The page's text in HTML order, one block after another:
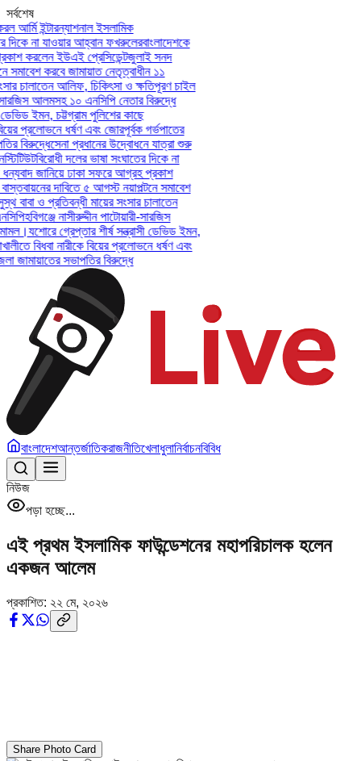
সর্বশেষ
ইন্টারন্যাশনাল ইসলামিক
না যাওয়ার আহ্বান ফখরুলেরবাংলাদেশকে
করলেন ইউএই প্রেসিডেন্টজুলাই সনদ
করবে জামায়াত নেতৃত্বাধীন ১১
চালাতেন আলিফ, চিকিৎসা ও ক্ষতিপূরণ চাইল
আলমসহ ১০ এনসিপি নেতার বিরুদ্ধে
ইমন, চট্টগ্রাম পুলিশের কাছে
প্রলোভনে ধর্ষণ এবং জোরপূর্বক গর্ভপাতের
বিরুদ্ধেসেনা প্রধানের উদ্বোধনে যাত্রা শুরু
বিরোধী দলের ভাষা সংঘাতের দিকে না
জানিয়ে ঢাকা সফরে আগ্রহ প্রকাশ
দাবিতে ৫ আগস্ট নয়াপল্টনে সমাবেশ
ও প্রতিবন্ধী মায়ের সংসার চালাতেন
হবিগঞ্জে নাসীরুদ্দীন পাটোয়ারী-সারজিস
যশোরে গ্রেপ্তার শীর্ষ সন্ত্রাসী ডেভিড ইমন,
বিধবা নারীকে বিয়ের প্রলোভনে ধর্ষণ এবং
সভাপতির বিরুদ্ধে
বাংলাদেশআন্তর্জাতিকরাজনীতিখেলাধুলানির্বাচনবিবিধ
নিউজ
পড়া হচ্ছে...
এই প্রথম ইসলামিক ফাউন্ডেশনের মহাপরিচালক হলেন
একজন আলেম
প্রকাশিত: ২২ মে, ২০২৬
Share Photo Card